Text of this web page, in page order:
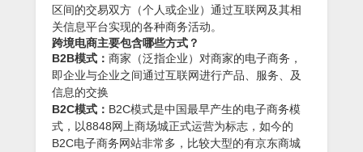
区间的交易双方（个人或企业）通过互联网及其相
关信息平台实现的各种商务活动。
跨境电商主要包含哪些方式？
B2B模式： 商家（泛指企业）对商家的电子商务，
即企业与企业之间通过互联网进行产品、服务、及
信息的交换
B2C模式： B2C模式是中国最早产生的电子商务模
式，以8848网上商场城正式运营为标志，如今的
B2C电子商务网站非常多，比较大型的有京东商城